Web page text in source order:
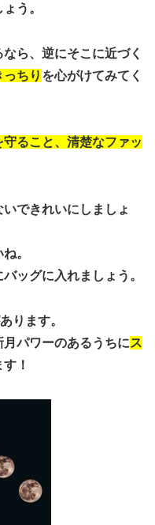
う。
ら、逆にそこに近づく
ちり を心がけてみてく
守ること、清楚なファッ
できれいにしましょ
。
ッグに入れましょう。
ります。
パワーのあるうちにス
！